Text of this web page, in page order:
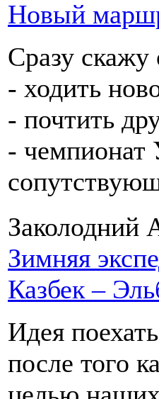
Новый
Сразу
- ходить
- почтить
- чемпионат
Заколодний
Зимняя
Казбек –
Идея
после того